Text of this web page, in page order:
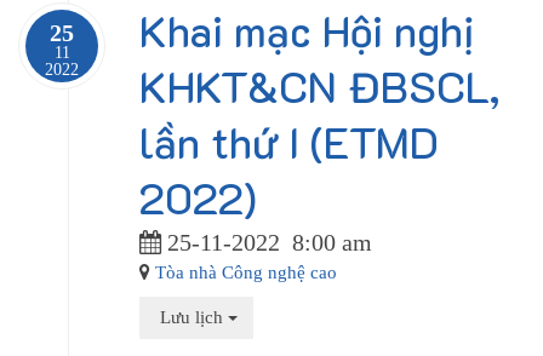
25
11
2022
Khai mạc Hội nghị
KHKT&CN ĐBSCL,
lần thứ I (ETMD
2022)
25-11-2022 8:00 am
Tòa nhà Công nghệ cao
Lưu lịch